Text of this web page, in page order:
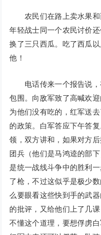
农民们在路上卖水果和
年轻战士同一个农民讨价
换了三只西瓜。吃了西瓜
他！
电话传来一个报告说，
包围。向敌军致了高喊欢
为他们没有吃的，红军送
的政策。白军答应下午答
领，双方讲和，如果对方
团兵（他们是马鸿逵的部
是统一战线斗争中的胜利
了枪，不过这似乎是极少
么要眼看这些快到手的武
的批评，又给他们上了几
不懂这个道理，要想俘虏